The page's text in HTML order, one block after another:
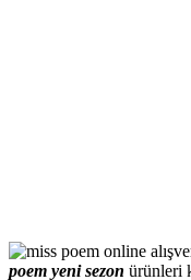
poem yeni sezon ürünleri